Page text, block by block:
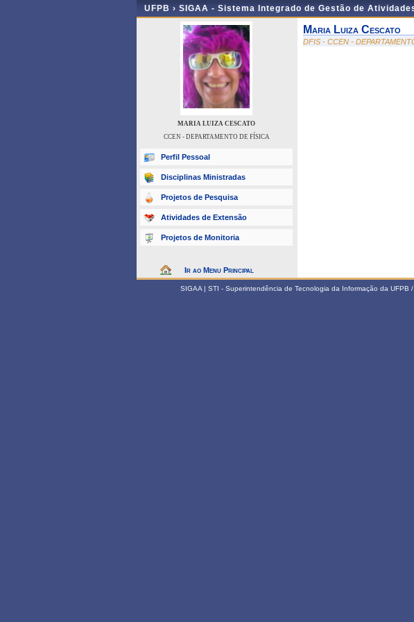
UFPB › SIGAA - Sistema Integrado de Gestão de
MARIA LUIZA CESCATO
CCEN - DEPARTAMENTO DE FÍSICA
Perfil Pessoal
Disciplinas Ministradas
Projetos de Pesquisa
Atividades de Extensão
Projetos de Monitoria
Ir ao Menu Principal
Maria Luiza Cescato
DFIS - CCEN -
SIGAA | STI - Superintendência de Tecnologia da Informação da